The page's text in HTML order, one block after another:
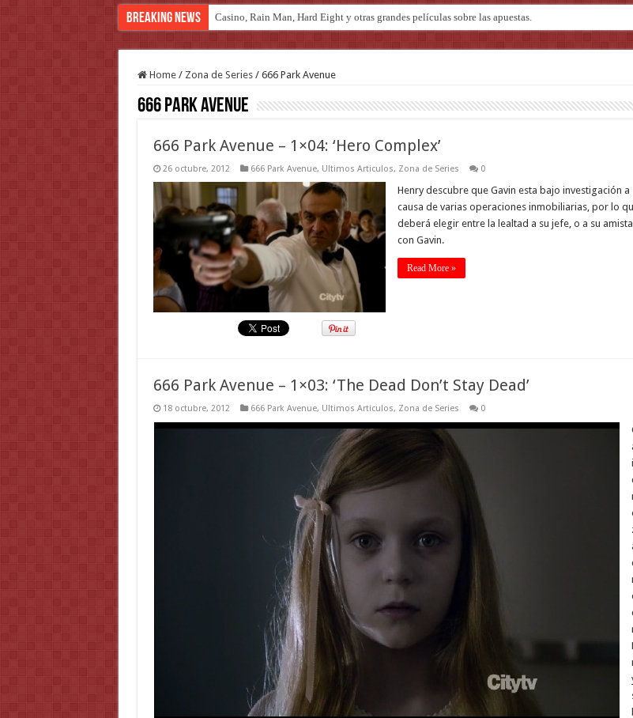
Breaking News Introducción al maravilloso mundo de ‘Deadly Premonition’
Home / Zona de Series / 666 Park Avenue
666 Park Avenue
666 Park Avenue – 1×04: ‘Hero Complex’
26 octubre, 2012 666 Park Avenue, Ultimos Articulos, Zona de Series 0
Henry descubre que Gavin esta bajo investigación a
causa de varias operaciones inmobiliarias, por lo
deberá elegir entre la lealtad a su jefe, o a su
con Gavin.
Read More »
666 Park Avenue – 1×03: ‘The Dead Don’t Stay Dead’
18 octubre, 2012 666 Park Avenue, Ultimos Articulos, Zona de Series 0